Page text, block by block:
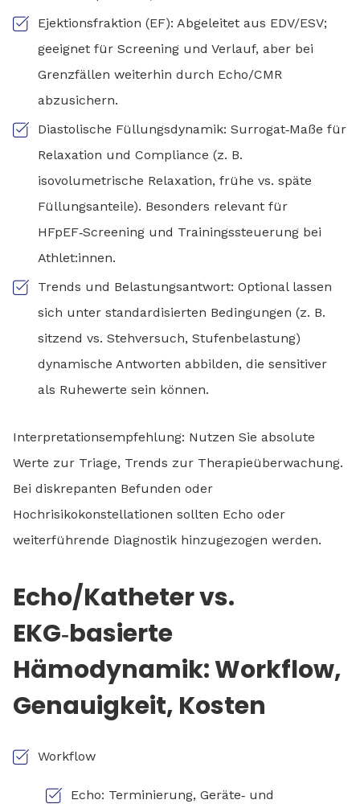
Ejektionsfraktion (EF): Abgeleitet aus EDV/ESV;
geeignet für Screening und Verlauf, aber bei
Grenzfällen weiterhin durch Echo/CMR
abzusichern.
Diastolische Füllungsdynamik: Surrogat‑Maße für
Relaxation und Compliance (z. B.
isovolumetrische Relaxation, frühe vs. späte
Füllungsanteile). Besonders relevant für
HFpEF‑Screening und Trainingssteuerung bei
Athlet:innen.
Trends und Belastungsantwort: Optional lassen
sich unter standardisierten Bedingungen (z. B.
sitzend vs. Stehversuch, Stufenbelastung)
dynamische Antworten abbilden, die sensitiver
als Ruhewerte sein können.
Interpretationsempfehlung: Nutzen Sie absolute
Werte zur Triage, Trends zur Therapieüberwachung.
Bei diskrepanten Befunden oder
Hochrisikokonstellationen sollten Echo oder
weiterführende Diagnostik hinzugezogen werden.
Echo/Katheter vs.
EKG‑basierte
Hämodynamik: Workflow,
Genauigkeit, Kosten
Workflow
Echo: Terminierung, Geräte‑ und